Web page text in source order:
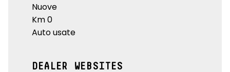
Nuove
Km 0
Auto usate
DEALER WEBSITES